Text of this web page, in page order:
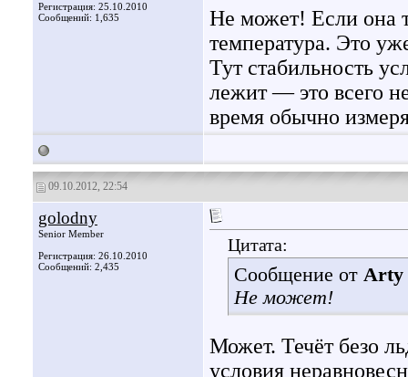
Регистрация: 25.10.2010
Сообщений: 1,635
Не может! Если она
температура. Это
Тут стабильность
лежит — это всего
время обычно
09.10.2012, 22:54
golodny
Senior Member
Регистрация: 26.10.2010
Сообщений: 2,435
Цитата:
Сообщение от Arty
Не может!
Может. Течёт безо
условия